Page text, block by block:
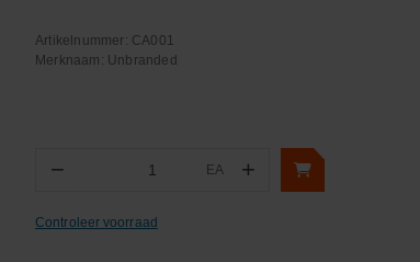
Artikelnummer: CA001
Merknaam: Unbranded
− EA +
Controleer voorraad